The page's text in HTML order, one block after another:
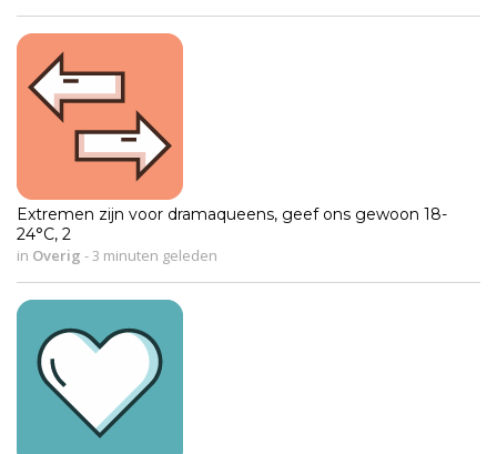
Extremen zijn voor dramaqueens, geef ons gewoon 18-
24°C, 2
in Overig - 3 minuten geleden